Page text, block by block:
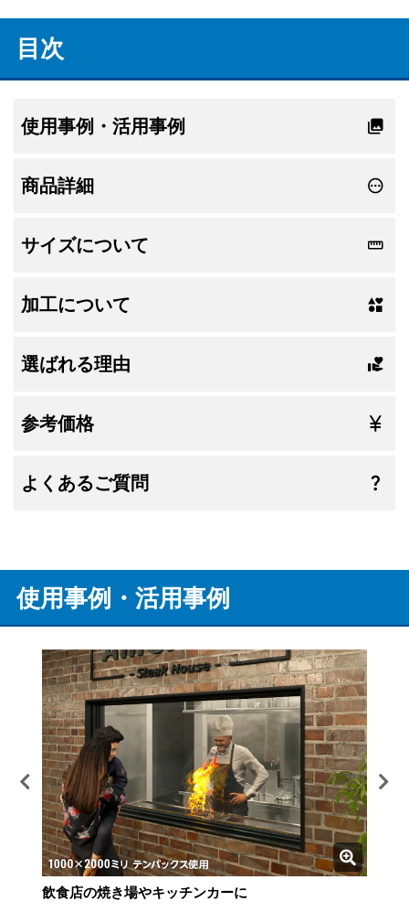
目次
使用事例・活用事例
商品詳細
サイズについて
加工について
選ばれる理由
参考価格
よくあるご質問
使用事例・活用事例
飲食店の焼き場やキッチンカーに
照明シェードに
薪ストーブの窓に
炉観察用ののぞき窓に
機械部品に
半導体製造部品に